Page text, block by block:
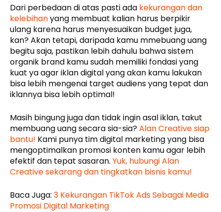
Dari perbedaan di atas pasti ada kekurangan dan
kelebihanyang membuat kalian harus berpikir
ulang karena harus menyesuaikan budget juga,
kan? Akan tetapi, daripada kamu mmebuang uang
begitu saja, pastikan lebih dahulu bahwa sistem
organik brand kamu sudah memiliki fondasi yang
kuat ya agar iklan digital yang akan kamu lakukan
bisa lebih mengenai target audiens yang tepat dan
iklannya bisa lebih optimal!
Masih bingung juga dan tidak ingin asal iklan, takut
membuang uang secara sia-sia?Alan Creative siap
bantu! Kami punya tim digital marketing yang bisa
mengoptimalkan promosi konten kamu agar lebih
efektif dan tepat sasaran. Yuk, hubungi Alan
Creative sekarang dan tingkatkan bisnis kamu!
Baca Juga: 3 Kekurangan TikTok Ads Sebagai Media
Promosi Digital Marketing